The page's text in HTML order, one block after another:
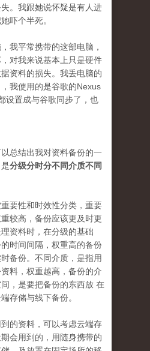
。我跟她说怀疑是有人进
吓个半死。
我平常携带的这部电脑，
对我来说基本上只是硬件
资料的损失。我丢电脑的
我使用的是谷歌的Nexus
设置成与谷歌同步了，也
总结出我对资料备份的一
分级分时分不同介质不同
要性和时效性分类，重要
较高，备份应该更及时更
资料时，在分级的基础
的时间间隔，权重高的备份
备份。不同介质，是指用
料，权重越高，备份的介
，是要把备份的东西放 在
存储与线下备份。
的资料，可以考虑云端存
会用到的，用随身携带的